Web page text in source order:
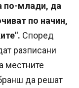
по-млади, да
по начин,
Според
разписани
местните
да решат